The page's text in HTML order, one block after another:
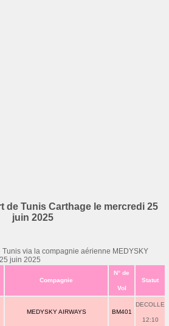
de Tunis Carthage le mercredi 25
juin 2025
Tunis via la compagnie aérienne MEDYSKY
juin 2025
Compagnie
N° de
Vol
Statut
MEDYSKY AIRWAYS BM401
DECOLLE
12:10